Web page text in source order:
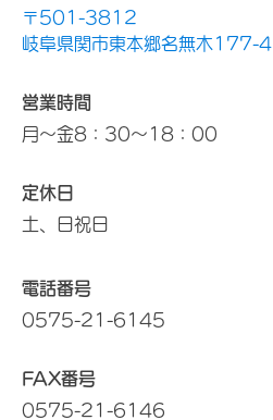
〒501-3812
岐阜県関市東本郷名無木177-4
営業時間
月～金8：30～18：00
定休日
土、日祝日
電話番号
0575-21-6145
FAX番号
0575-21-6146